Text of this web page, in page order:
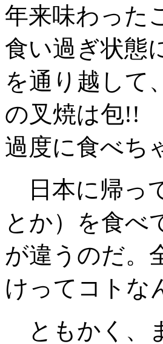
年来味わった
食い過ぎ状態
を通り越し
の叉焼は包!!
過度に食べち
日本に帰っ
とか）を食べ
が違うのだ。
けってコトな
ともかく、